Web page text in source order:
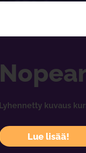
Lyhennetty kuvaus
Lue lisää!